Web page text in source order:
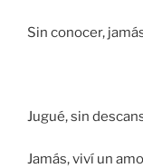
Sin conocer,
Jugué, sin
Jamás, viví un